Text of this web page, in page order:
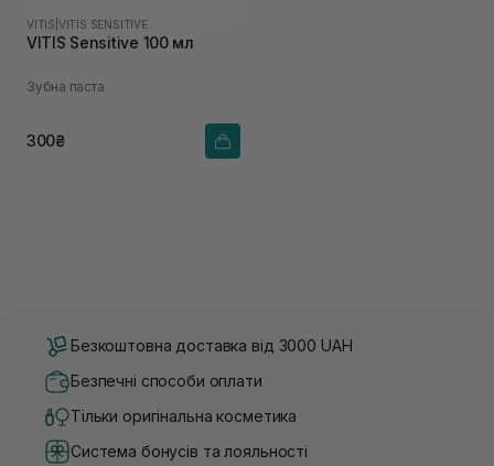
VITIS VITIS SENSITIVE
VITIS Sensitive 100 мл
Зубна паста
300₴
Безкоштовна доставка від 3000 UAH
Безпечні способи оплати
Тільки оригінальна косметика
Система бонусів та лояльності